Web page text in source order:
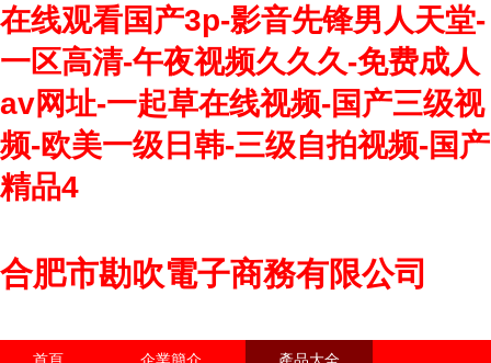
在线观看国产3p-影音先锋男人天堂-
一区高清-午夜视频久久久-免费成人
av网址-一起草在线视频-国产三级视
频-欧美一级日韩-三级自拍视频-国产
精品4
合肥市勘吹電子商務有限公司